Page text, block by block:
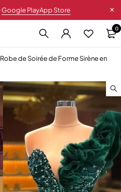
Google PlayApp Store
0
Robe de Soirée de Forme Sirène en